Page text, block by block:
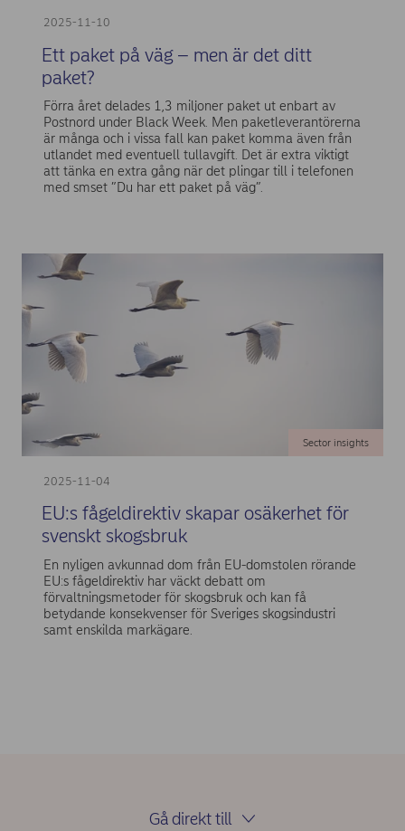
2025-11-10
Ett paket på väg – men är det ditt
paket?
Förra året delades 1,3 miljoner paket ut enbart av
Postnord under Black Week. Men paketleverantörerna
är många och i vissa fall kan paket komma även från
utlandet med eventuell tullavgift. Det är extra viktigt
att tänka en extra gång när det plingar till i telefonen
med smset ”Du har ett paket på väg”.
2025-11-04
Sector insights
EU:s fågeldirektiv skapar osäkerhet för
svenskt skogsbruk
En nyligen avkunnad dom från EU-domstolen rörande
EU:s fågeldirektiv har väckt debatt om
förvaltningsmetoder för skogsbruk och kan få
betydande konsekvenser för Sveriges skogsindustri
samt enskilda markägare.
Gå direkt till